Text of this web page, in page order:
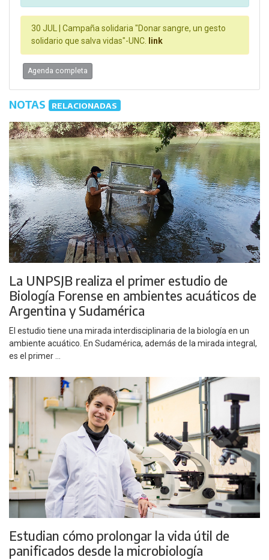
30 JUL |
Campaña solidaria "Donar sangre, un gesto
solidario que salva vidas"-UNC.
link
Agenda completa
NOTAS RELACIONADAS
La UNPSJB realiza el primer estudio de
Biología Forense en ambientes acuáticos de
Argentina y Sudamérica
El estudio tiene una mirada interdisciplinaria de la biología en un
ambiente acuático. En Sudamérica, además de la mirada integral,
es el primer ...
Estudian cómo prolongar la vida útil de
panificados desde la microbiología